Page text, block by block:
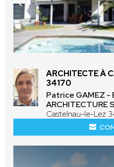
ARCHITECTE À
34170
Patrice GAMEZ -
ARCHITECTURE
Castelnau-le-Lez